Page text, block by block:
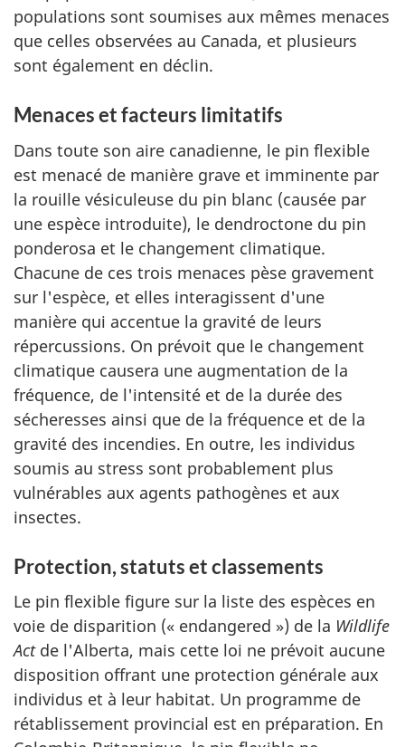
populations sont soumises aux mêmes menaces
que celles observées au Canada, et plusieurs
sont également en déclin.
Menaces et facteurs limitatifs
Dans toute son aire canadienne, le pin flexible
est menacé de manière grave et imminente par
la rouille vésiculeuse du pin blanc (causée par
une espèce introduite), le dendroctone du pin
ponderosa et le changement climatique.
Chacune de ces trois menaces pèse gravement
sur l'espèce, et elles interagissent d'une
manière qui accentue la gravité de leurs
répercussions. On prévoit que le changement
climatique causera une augmentation de la
fréquence, de l'intensité et de la durée des
sécheresses ainsi que de la fréquence et de la
gravité des incendies. En outre, les individus
soumis au stress sont probablement plus
vulnérables aux agents pathogènes et aux
insectes.
Protection, statuts et classements
Le pin flexible figure sur la liste des espèces en
voie de disparition (« endangered ») de la Wildlife
Actde l'Alberta, mais cette loi ne prévoit aucune
disposition offrant une protection générale aux
individus et à leur habitat. Un programme de
rétablissement provincial est en préparation. En